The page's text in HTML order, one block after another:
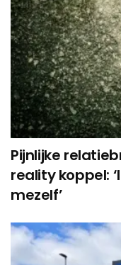
Pijnlijke
reality koppel:
mezelf’